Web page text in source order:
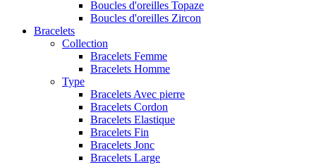
Boucles d'oreilles Topaze
Boucles d'oreilles Zircon
Bracelets
Collection
Bracelets Femme
Bracelets Homme
Type
Bracelets Avec pierre
Bracelets Cordon
Bracelets Elastique
Bracelets Fin
Bracelets Jonc
Bracelets Large